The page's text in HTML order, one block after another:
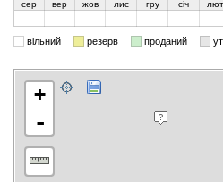
сер
вер жов лис гру січ лют
вільний резерв проданий
+
-